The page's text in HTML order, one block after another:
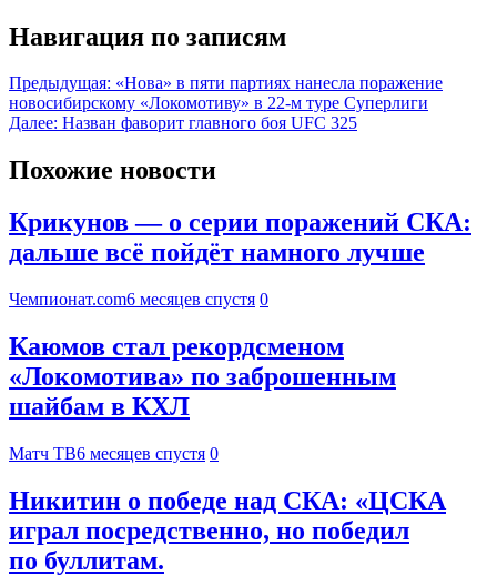
Навигация по записям
Предыдущая: «Нова» в пяти партиях нанесла поражение
новосибирскому «Локомотиву» в 22-м туре Суперлиги
Далее: Назван фаворит главного боя UFC 325
Похожие новости
Крикунов — о серии поражений СКА:
дальше всё пойдёт намного лучше
Чемпионат.com6 месяцев спустя 0
Каюмов стал рекордсменом
«Локомотива» по заброшенным
шайбам в КХЛ
Матч ТВ6 месяцев спустя 0
Никитин о победе над СКА: «ЦСКА
играл посредственно, но победил
по буллитам.